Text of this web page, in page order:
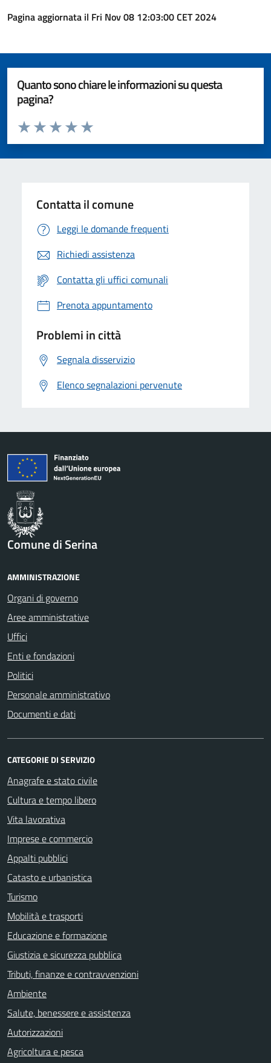
Pagina aggiornata il Fri Nov 08 12:03:00 CET 2024
Quanto sono chiare le informazioni su questa
pagina?
Valuta da 1 a 5 stelle la pagina
Valuta 5 stelle su 5
Valuta 4 stelle su 5
Valuta 3 stelle su 5
Valuta 2 stelle su 5
Valuta 1 stelle su 5
Contatta il comune
Leggi le domande frequenti
Richiedi assistenza
Contatta gli uffici comunali
Prenota appuntamento
Problemi in città
Segnala disservizio
Elenco segnalazioni pervenute
Comune di Serina
AMMINISTRAZIONE
Organi di governo
Aree amministrative
Uffici
Enti e fondazioni
Politici
Personale amministrativo
Documenti e dati
CATEGORIE DI SERVIZIO
Anagrafe e stato civile
Cultura e tempo libero
Vita lavorativa
Imprese e commercio
Appalti pubblici
Catasto e urbanistica
Turismo
Mobilità e trasporti
Educazione e formazione
Giustizia e sicurezza pubblica
Tributi, finanze e contravvenzioni
Ambiente
Salute, benessere e assistenza
Autorizzazioni
Agricoltura e pesca